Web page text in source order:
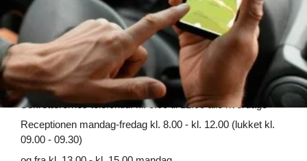
Sdr. Stationsvej 39, 1. Sal
4200 Slagelse
Tlf: 58 52 75 00
ÅBNINGSTIDER
Lægernes telefontid: kl. 8.00 - 8.30 alle hverdage
Sekretærernes telefontid: kl. 8.00 til 12.00 alle hverdage
Receptionen mandag-fredag kl. 8.00 - kl. 12.00 (lukket kl.
09.00 - 09.30)